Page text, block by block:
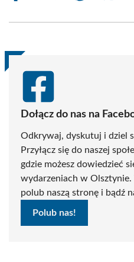
(Twitter)
Dołącz do nas na
Odkrywaj, dyskutuj i dziel
Przyłącz się do naszej
gdzie możesz dowiedzieć
wydarzeniach w Olsztynie.
polub naszą stronę i bądź
Polub nas!